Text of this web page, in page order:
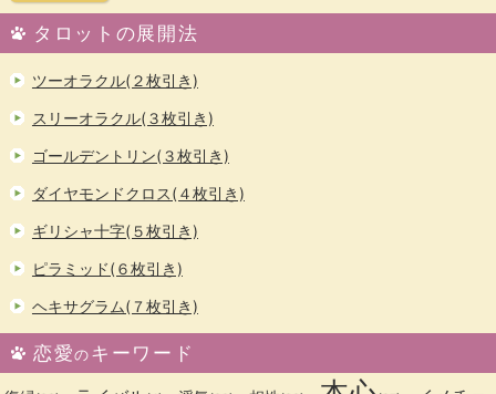
タロットの展開法
ツーオラクル(２枚引き)
スリーオラクル(３枚引き)
ゴールデントリン(３枚引き)
ダイヤモンドクロス(４枚引き)
ギリシャ十字(５枚引き)
ピラミッド(６枚引き)
ヘキサグラム(７枚引き)
恋愛のキーワード